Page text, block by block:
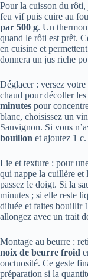
Pour la cuisson du rôti,
feu vif puis cuire au
par 500 g. Un
quand le rôti est prêt.
en cuisine et
donnera un jus riche
Déglacer : versez
chaud pour décoller
minutes pour
blanc, choisissez un
Sauvignon. Si vous
bouillon et ajoutez 1
Lie et texture : pour
qui nappe la cuillère et
passez le doigt. Si la
minutes ; si elle reste
diluée et faites bouillir
allongez avec un trait
Montage au beurre :
noix de beurre froid
onctuosité. Ce geste
préparation si la